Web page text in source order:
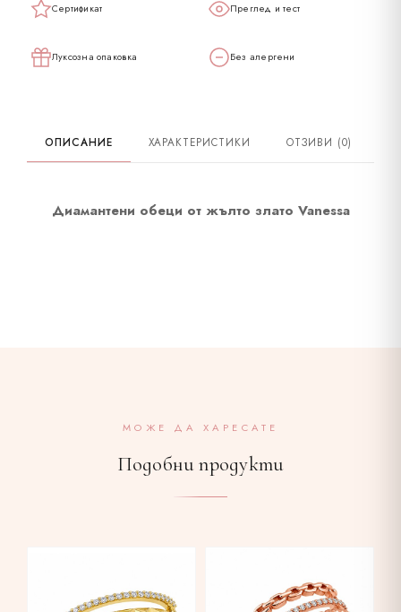
Проба 585
Диамант карат 2
Диамант честота
Сертификат Преглед и тест
Луксозна опаковка Без алергени
ОПИСАНИЕ ХАРАКТЕРИСТИКИ ОТЗИВИ (0)
Диамантени обеци от жълто злато Vanessa
МОЖЕ ДА ХАРЕСАТЕ
Подобни продукти